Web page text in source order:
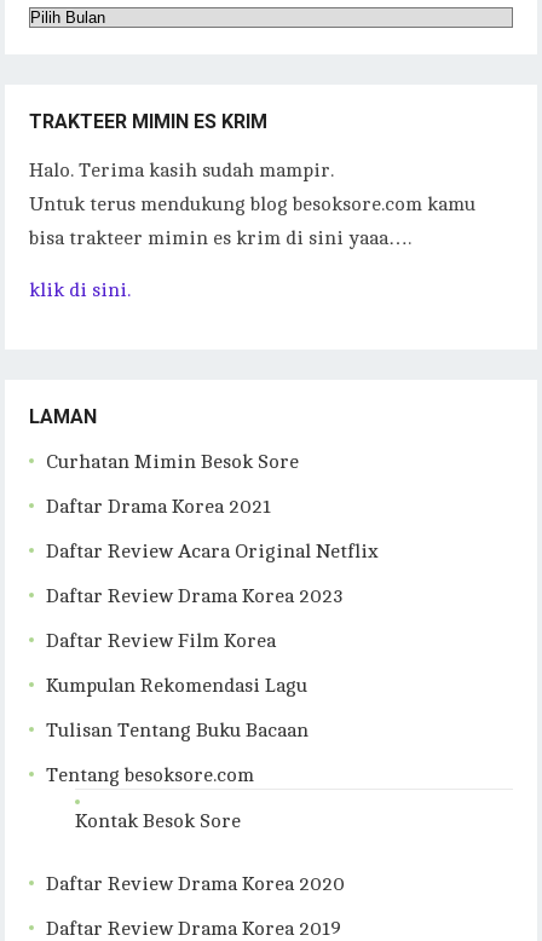
Arsip
TRAKTEER MIMIN ES KRIM
Halo. Terima kasih sudah mampir.
Untuk terus mendukung blog besoksore.com kamu
bisa trakteer mimin es krim di sini yaaa….
klik di sini.
LAMAN
Curhatan Mimin Besok Sore
Daftar Drama Korea 2021
Daftar Review Acara Original Netflix
Daftar Review Drama Korea 2023
Daftar Review Film Korea
Kumpulan Rekomendasi Lagu
Tulisan Tentang Buku Bacaan
Tentang besoksore.com
Kontak Besok Sore
Daftar Review Drama Korea 2020
Daftar Review Drama Korea 2019